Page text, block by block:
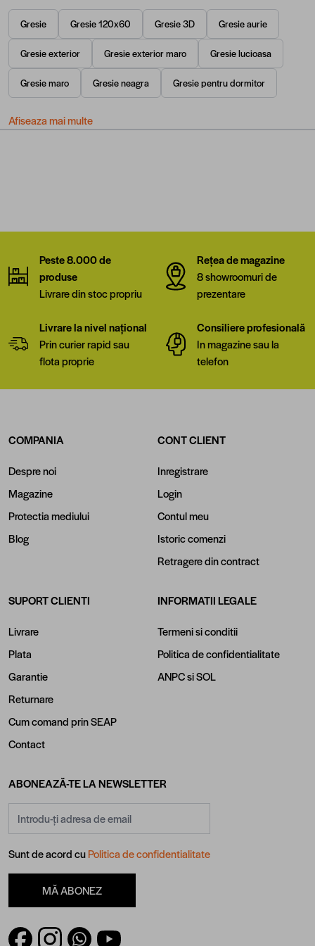
Gresie Gresie 120x60 Gresie 3D Gresie aurie
Gresie exterior Gresie exterior maro Gresie lucioasa
Gresie maro Gresie neagra Gresie pentru dormitor
Afiseaza mai multe
Peste 8.000 de
produse
Livrare din stoc propriu
Rețea de magazine
8 showroomuri de
prezentare
Livrare la nivel național
Prin curier rapid sau
flota proprie
Consiliere profesională
In magazine sau la
telefon
COMPANIA
Despre noi
Magazine
Protectia mediului
Blog
CONT CLIENT
Inregistrare
Login
Contul meu
Istoric comenzi
Retragere din contract
SUPORT CLIENTI
Livrare
Plata
Garantie
Returnare
Cum comand prin SEAP
Contact
INFORMATII LEGALE
Termeni si conditii
Politica de confidentialitate
ANPCsiSOL
ABONEAZĂ-TE LA NEWSLETTER
Sunt de acord cuPolitica de confidentialitate
MĂ ABONEZ